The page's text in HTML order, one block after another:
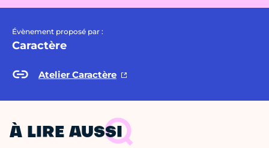
Évènement proposé par :
Caractère
Atelier Caractère
À LIRE AUSSI